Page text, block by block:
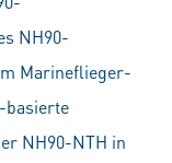
NH90-
Marineflieger-
basierte
NH90-NTH in